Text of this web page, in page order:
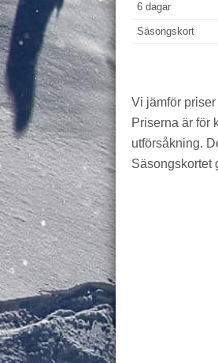
6 dagar
Säsongskort
Vi jämför
Priserna är för
utförsåkning.
Säsongskortet